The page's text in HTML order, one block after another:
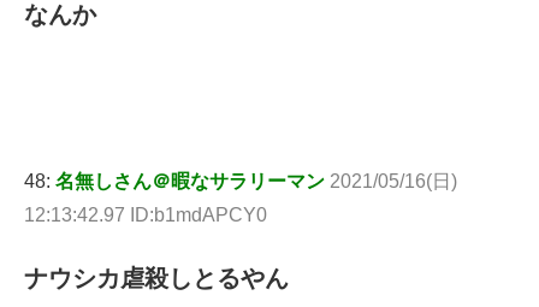
なんか
48: 名無しさん＠暇なサラリーマン 2021/05/16(日)
12:13:42.97 ID:b1mdAPCY0
ナウシカ虐殺しとるやん